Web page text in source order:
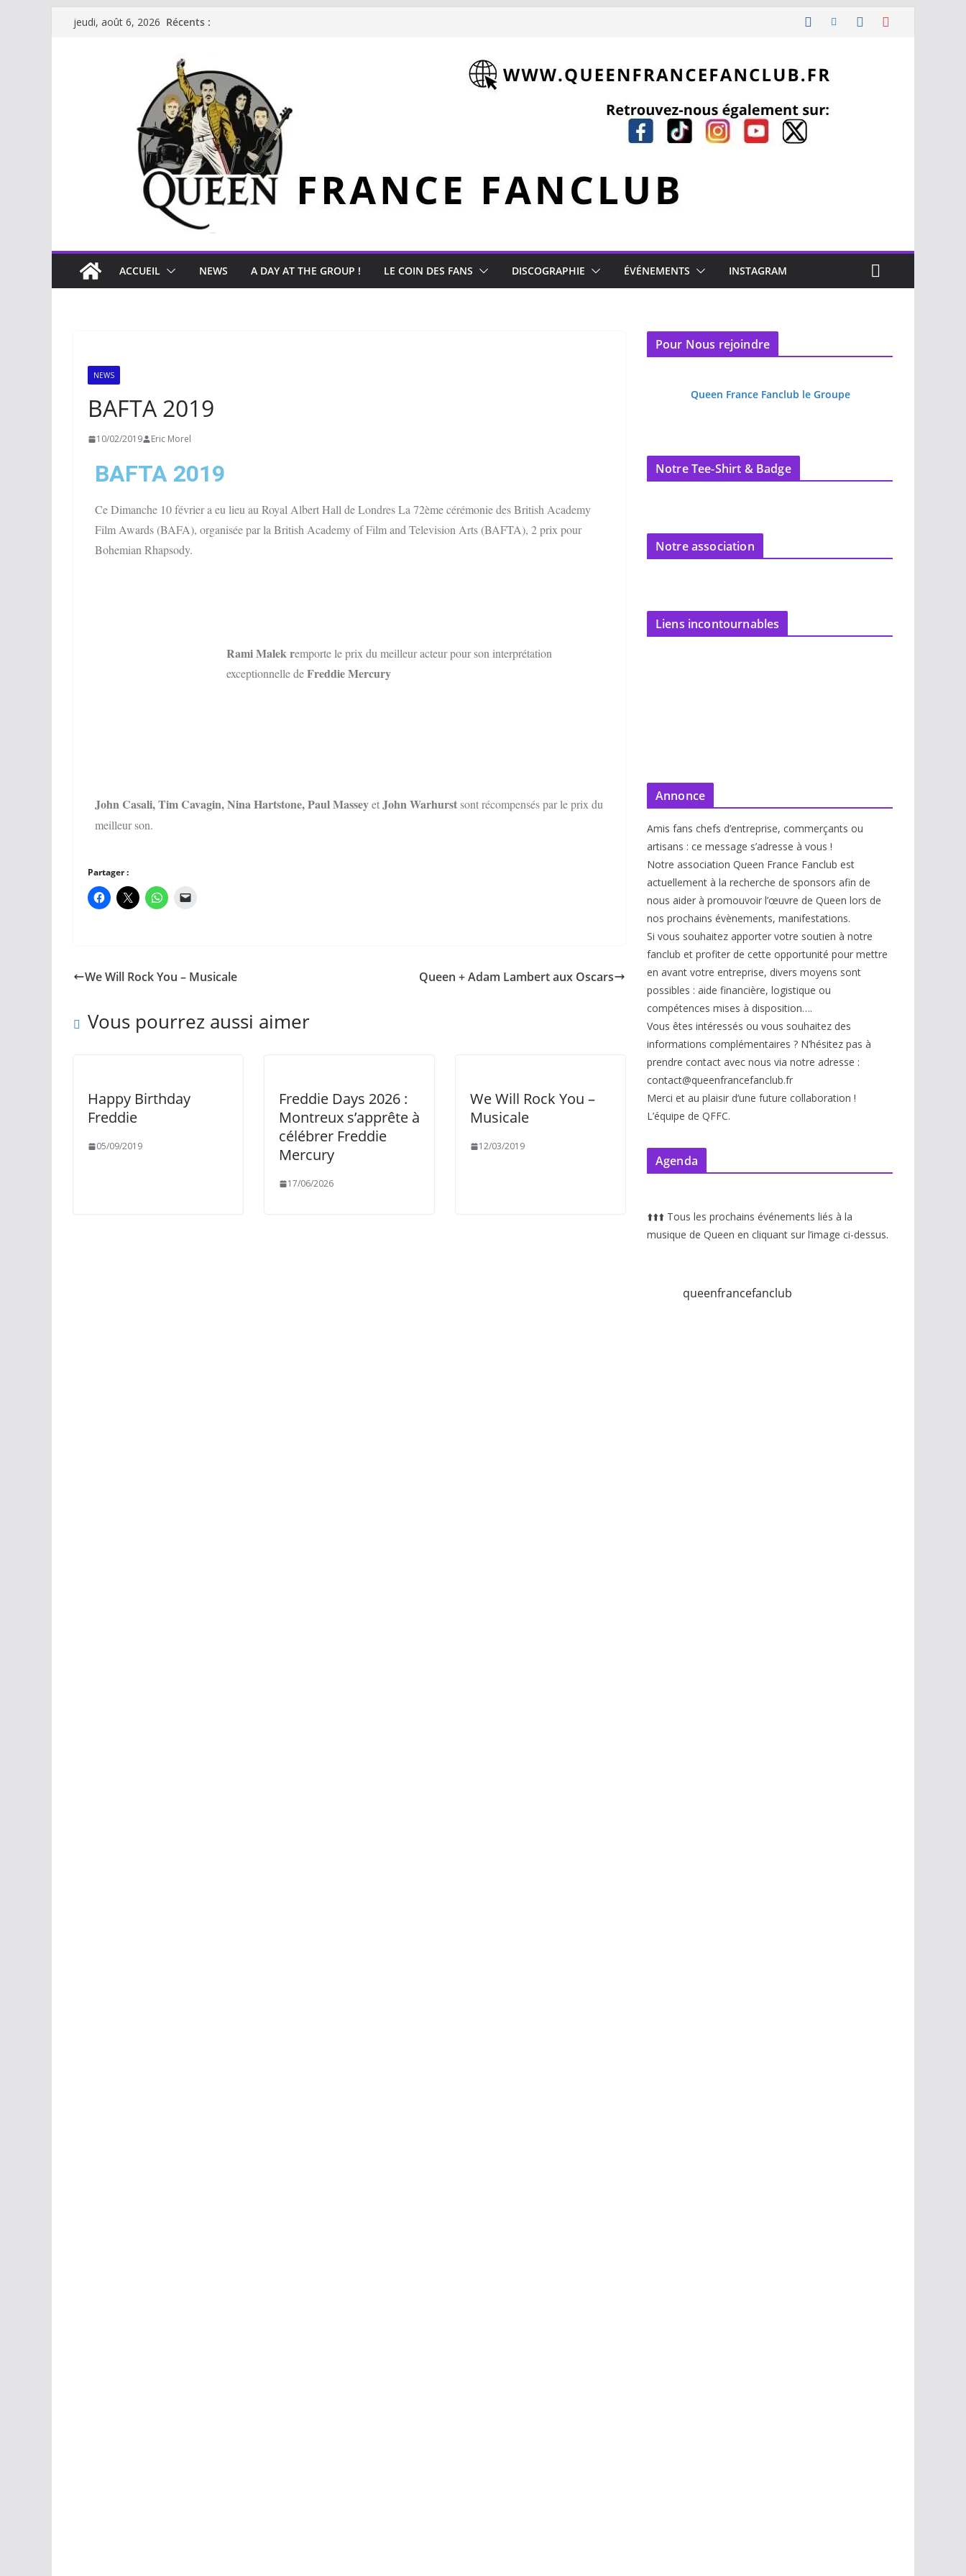
jeudi, août 6, 2026 Récents :
ACCUEIL NEWS A DAY AT THE GROUP ! LE COIN DES FANS DISCOGRAPHIE ÉVÉNEMENTS INSTAGRAM
NEWS
BAFTA 2019
10/02/2019 Eric Morel
BAFTA 2019
Ce Dimanche 10 février a eu lieu au Royal Albert Hall de Londres La 72ème cérémonie des British Academy
Film Awards (BAFA), organisée par la British Academy of Film and Television Arts (BAFTA), 2 prix pour
Bohemian Rhapsody.
Rami Malek remporte le prix du meilleur acteur pour son interprétation
exceptionnelle deFreddie Mercury
John Casali, Tim Cavagin, Nina Hartstone, Paul MasseyetJohn Warhurst sont récompensés par le prix du
meilleur son.
Partager :
We Will Rock You – Musicale Queen + Adam Lambert aux Oscars
Vous pourrez aussi aimer
Happy Birthday
Freddie
05/09/2019
Freddie Days 2026 :
Montreux s’apprête à
célébrer Freddie
Mercury
17/06/2026
We Will Rock You –
Musicale
12/03/2019
Pour Nous rejoindre
Queen France Fanclub le Groupe
Notre Tee-Shirt & Badge
Notre association
Liens incontournables
Annonce
Amis fans chefs d’entreprise, commerçants ou
artisans : ce message s’adresse à vous !
Notre association Queen France Fanclub est
actuellement à la recherche de sponsors afin de
nous aider à promouvoir l’œuvre de Queen lors de
nos prochains évènements, manifestations.
Si vous souhaitez apporter votre soutien à notre
fanclub et profiter de cette opportunité pour mettre
en avant votre entreprise, divers moyens sont
possibles : aide financière, logistique ou
compétences mises à disposition….
Vous êtes intéressés ou vous souhaitez des
informations complémentaires ? N’hésitez pas à
prendre contact avec nous via notre adresse :
contact@queenfrancefanclub.fr
Merci et au plaisir d’une future collaboration !
L’équipe de QFFC.
Agenda
⬆️⬆️⬆️ Tous les prochains événements liés à la
musique de Queen en cliquant sur l’image ci-dessus.
queenfrancefanclub